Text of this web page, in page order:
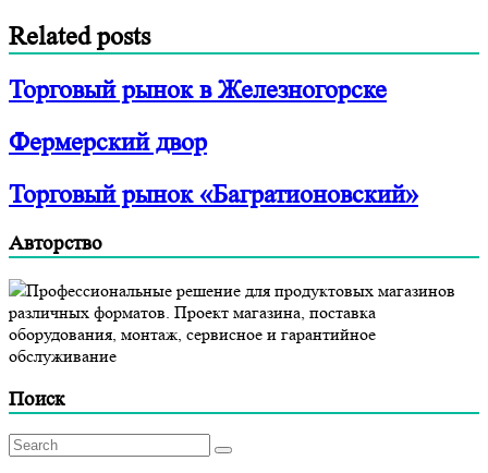
Related posts
Торговый рынок в Железногорске
Фермерский двор
Торговый рынок «Багратионовский»
Авторство
Профессиональные решение для продуктовых магазинов
различных форматов. Проект магазина, поставка
оборудования, монтаж, сервисное и гарантийное
обслуживание
Поиск